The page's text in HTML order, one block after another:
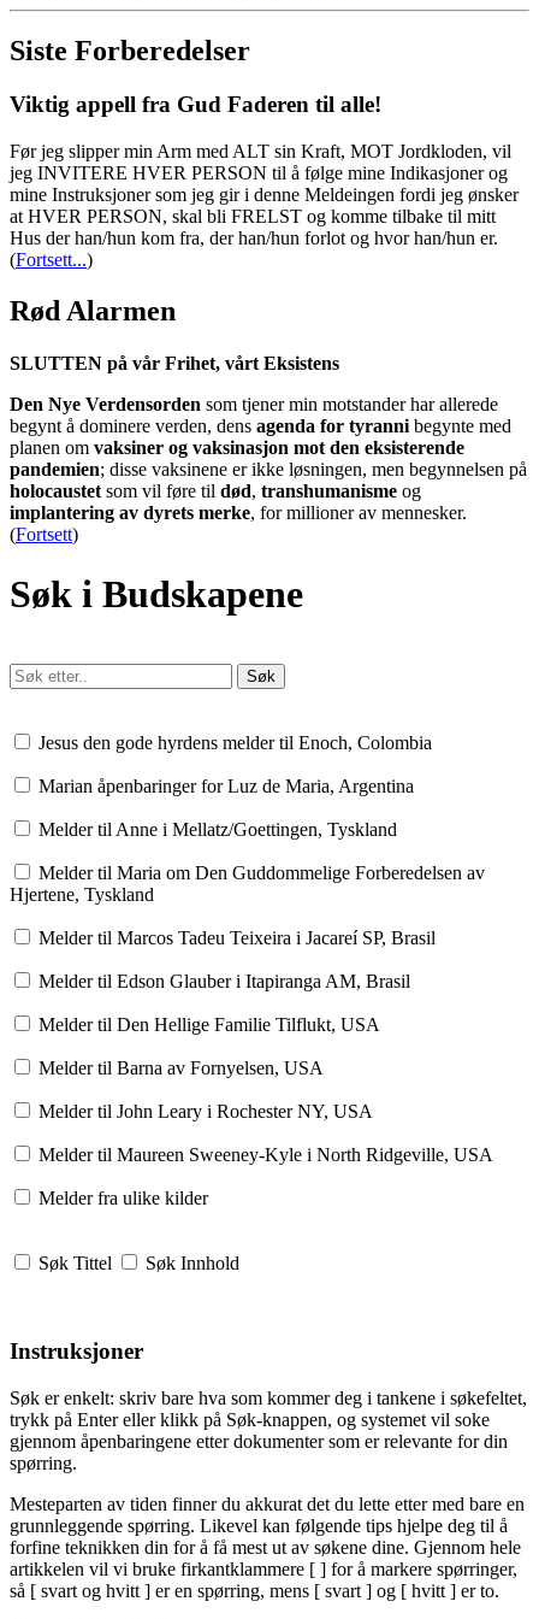
Siste Forberedelser
Viktig appell fra Gud Faderen til alle!
Før jeg slipper min Arm med ALT sin Kraft, MOT Jordkloden, vil
jeg INVITERE HVER PERSON til å følge mine Indikasjoner og
mine Instruksjoner som jeg gir i denne Meldeingen fordi jeg ønsker
at HVER PERSON, skal bli FRELST og komme tilbake til mitt
Hus der han/hun kom fra, der han/hun forlot og hvor han/hun er.
(Fortsett...)
Rød Alarmen
SLUTTEN på vår Frihet, vårt Eksistens
Den Nye Verdensorden som tjener min motstander har allerede
begynt å dominere verden, dens agenda for tyranni begynte med
planen om vaksiner og vaksinasjon mot den eksisterende
pandemien; disse vaksinene er ikke løsningen, men begynnelsen på
holocaustet som vil føre til død, transhumanisme og
implantering av dyrets merke, for millioner av mennesker.
(Fortsett)
Søk i Budskapene
Jesus den gode hyrdens melder til Enoch, Colombia
Marian åpenbaringer for Luz de Maria, Argentina
Melder til Anne i Mellatz/Goettingen, Tyskland
Melder til Maria om Den Guddommelige Forberedelsen av
Hjertene, Tyskland
Melder til Marcos Tadeu Teixeira i Jacareí SP, Brasil
Melder til Edson Glauber i Itapiranga AM, Brasil
Melder til Den Hellige Familie Tilflukt, USA
Melder til Barna av Fornyelsen, USA
Melder til John Leary i Rochester NY, USA
Melder til Maureen Sweeney-Kyle i North Ridgeville, USA
Melder fra ulike kilder
Søk Tittel Søk Innhold
Instruksjoner
Søk er enkelt: skriv bare hva som kommer deg i tankene i søkefeltet,
trykk på Enter eller klikk på Søk-knappen, og systemet vil soke
gjennom åpenbaringene etter dokumenter som er relevante for din
spørring.
Mesteparten av tiden finner du akkurat det du lette etter med bare en
grunnleggende spørring. Likevel kan følgende tips hjelpe deg til å
forfine teknikken din for å få mest ut av søkene dine. Gjennom hele
artikkelen vil vi bruke firkantklammere [ ] for å markere spørringer,
så [ svart og hvitt ] er en spørring, mens [ svart ] og [ hvitt ] er to.